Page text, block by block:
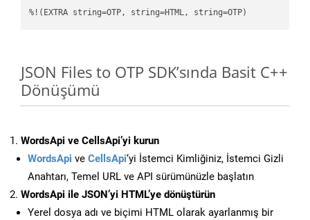
%!(EXTRA string=OTP, string=HTML, string=OTP)
JSON Files to OTP SDK’sında Basit C++
Dönüşümü
WordsApi ve CellsApi’yi kurun
WordsApi ve CellsApi‘yi İstemci Kimliğiniz, İstemci Gizli
Anahtarı, Temel URL ve API sürümünüzle başlatın
WordsApi ile JSON’yi HTML’ye dönüştürün
Yerel dosya adı ve biçimi HTML olarak ayarlanmış bir